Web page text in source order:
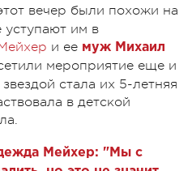
вечер были похожи на
им в
и ее муж Михаил
мероприятие еще и
стала их 5-летняя
в детской
Мейхер: "Мы с